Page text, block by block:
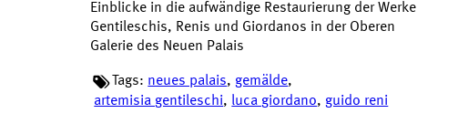
Einblicke in die aufwändige Restaurierung der Werke
Gentileschis, Renis und Giordanos in der Oberen
Galerie des Neuen Palais
Tags: neues palais, gemälde,
artemisia gentileschi, luca giordano, guido reni